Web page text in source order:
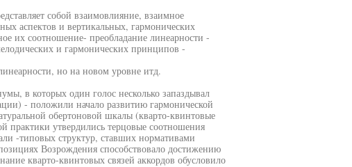
собой взаимовлияние, взаимное
аспектов и вертикальных, гармонических
их соотношение- преобладание линеарности -
и гармонических принципов -
но на новом уровне итд.
в которых один голос несколько запаздывал
- положили начало развитию гармонической
обертоновой шкалы (кварто-квинтовые
практики утвердились терцовые соотношения
-типовых структур, ставших нормативами
Возрождения способствовало достижению
кварто-квинтовых связей аккордов обусловило